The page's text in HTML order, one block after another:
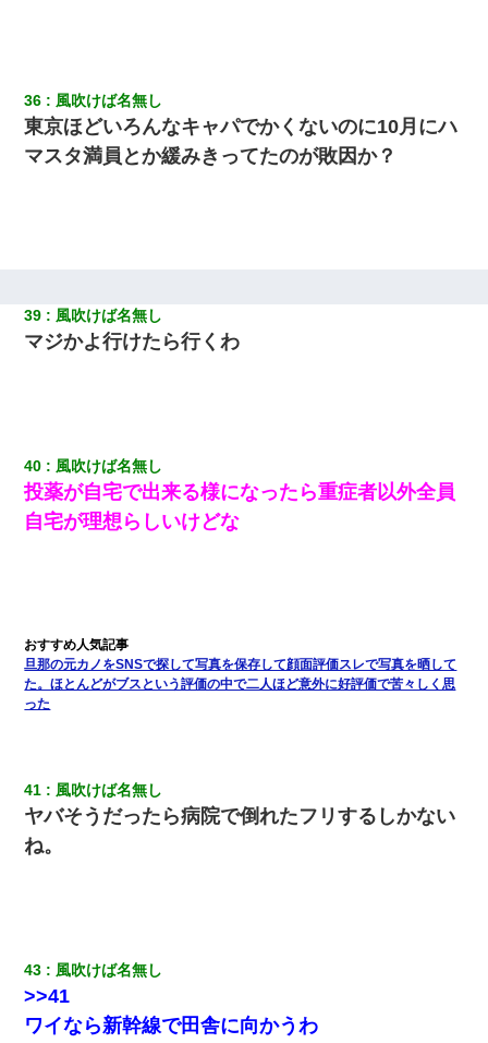
36 風吹けば名無し
東京ほどいろんなキャパでかくないのに10月にハ
マスタ満員とか緩みきってたのが敗因か？
39 風吹けば名無し
マジかよ行けたら行くわ
40 風吹けば名無し
投薬が自宅で出来る様になったら重症者以外全員
自宅が理想らしいけどな
旦那の元カノをSNSで探して写真を保存して顔面評価スレで写真を晒して
た。ほとんどがブスという評価の中で二人ほど意外に好評価で苦々しく思
った
41 風吹けば名無し
ヤバそうだったら病院で倒れたフリするしかない
ね。
43 風吹けば名無し
>>41
ワイなら新幹線で田舎に向かうわ